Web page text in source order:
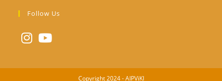
Follow Us
Copyright 2024 - AIPViKI